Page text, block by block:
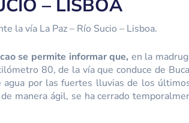
– LISBOA
la vía La Paz – Río Sucio – Lisboa.
se permite informar que, en la
80, de la vía que conduce de
por las fuertes lluvias de los
manera ágil, se ha cerrado